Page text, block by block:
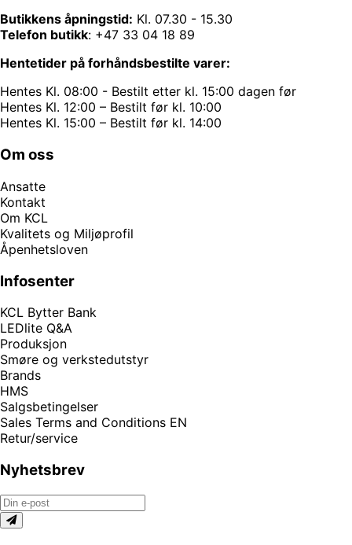
Butikkens åpningstid: Kl. 07.30 - 15.30
Telefon butikk: +47 33 04 18 89
Hentetider på forhåndsbestilte varer:
Hentes Kl. 08:00 - Bestilt etter kl. 15:00 dagen før
Hentes Kl. 12:00 – Bestilt før kl. 10:00
Hentes Kl. 15:00 – Bestilt før kl. 14:00
Om oss
Ansatte
Kontakt
Om KCL
Kvalitets og Miljøprofil
Åpenhetsloven
Infosenter
KCL Bytter Bank
LEDlite Q&A
Produksjon
Smøre og verkstedutstyr
Brands
HMS
Salgsbetingelser
Sales Terms and Conditions EN
Retur/service
Nyhetsbrev